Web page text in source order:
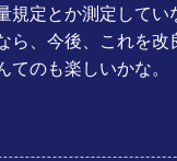
規定とか測定してい
ら、今後、これを改
てのも楽しいかな。